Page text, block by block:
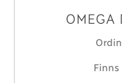
OMEGA
Finns